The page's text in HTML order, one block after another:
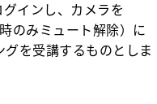
インし、カメラを
のみミュート解除）に
を受講するものとしま